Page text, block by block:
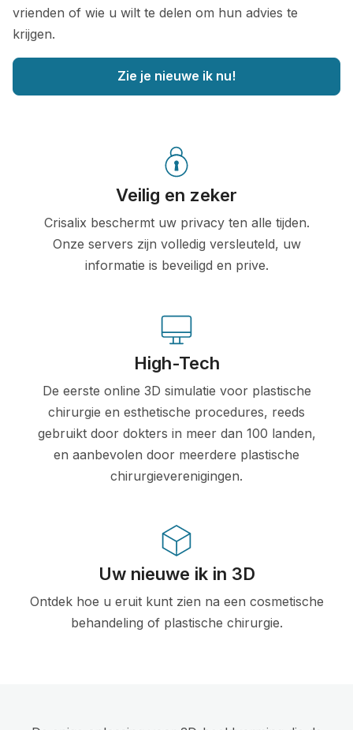
vrienden of wie u wilt te delen om hun advies te
krijgen.
Zie je nieuwe ik nu!
Veilig en zeker
Crisalix beschermt uw privacy ten alle tijden.
Onze servers zijn volledig versleuteld, uw
informatie is beveiligd en prive.
High-Tech
De eerste online 3D simulatie voor plastische
chirurgie en esthetische procedures, reeds
gebruikt door dokters in meer dan 100 landen,
en aanbevolen door meerdere plastische
chirurgieverenigingen.
Uw nieuwe ik in 3D
Ontdek hoe u eruit kunt zien na een cosmetische
behandeling of plastische chirurgie.